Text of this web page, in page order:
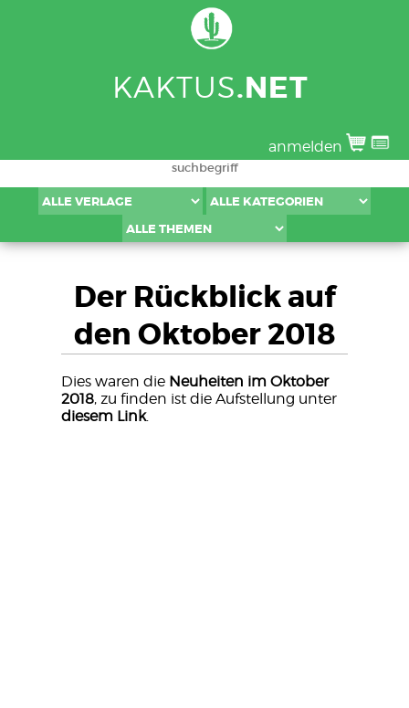
KAKTUS.NET
anmelden
Der Rückblick auf
den Oktober 2018
Dies waren die Neuheiten im Oktober
2018, zu finden ist die Aufstellung unter
diesem Link.